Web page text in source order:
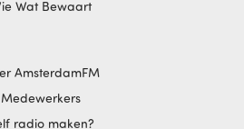
Wat Bewaart
AmsterdamFM
Medewerkers
radio maken?